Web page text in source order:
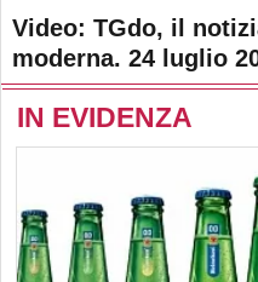
Video: TGdo, il
moderna. 24 luglio
IN EVIDENZA